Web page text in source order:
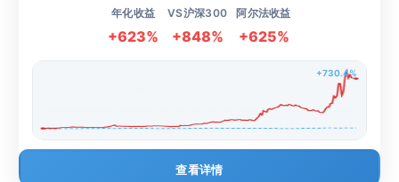
年化收益
+623%
VS沪深300
+848%
阿尔法收益
+625%
+730.4%
查看详情